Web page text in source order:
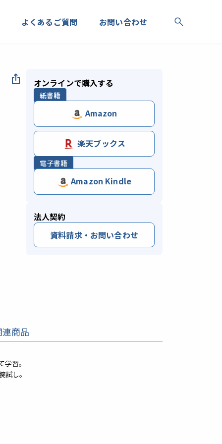
よくあるご質問 お問い合わせ
オンラインで購入する
紙書籍
Amazon
楽天ブックス
電子書籍
Amazon Kindle
法人契約
資料請求・お問い合わせ
商品
習。
し。